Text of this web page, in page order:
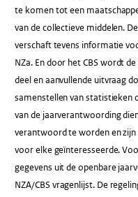
te komen tot een
van de collectieve middelen.
verschaft tevens informatie
NZa. En door het CBS wordt
deel en aanvullende uitvraag
samenstellen van statistieken
van de jaarverantwoording
verantwoord te worden en
voor elke geïnteresseerde.
gegevens uit de openbare
NZA/CBS vragenlijst. De